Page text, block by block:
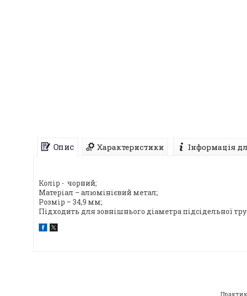
Опис Характеристики Інформація
Колір - чорний;
Матеріал – алюмінієвий метал;
Розмір – 34,9 мм;
Підходить для зовнішнього діаметра підсідельної